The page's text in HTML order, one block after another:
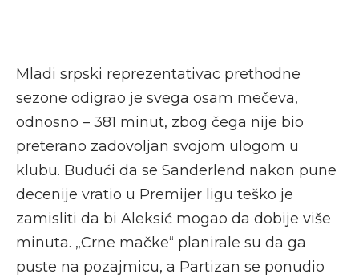
Mladi srpski reprezentativac prethodne
sezone odigrao je svega osam mečeva,
odnosno – 381 minut, zbog čega nije bio
preterano zadovoljan svojom ulogom u
klubu. Budući da se Sanderlend nakon pune
decenije vratio u Premijer ligu teško je
zamisliti da bi Aleksić mogao da dobije više
minuta. „Crne mačke“ planirale su da ga
puste na pozajmicu, a Partizan se ponudio